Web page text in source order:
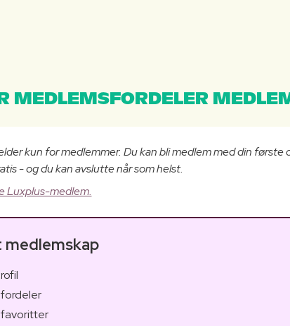
kun for medlemmer. Du kan bli medlem med din
- og du kan avslutte når som helst.
Luxplus-medlem.
medlemskap